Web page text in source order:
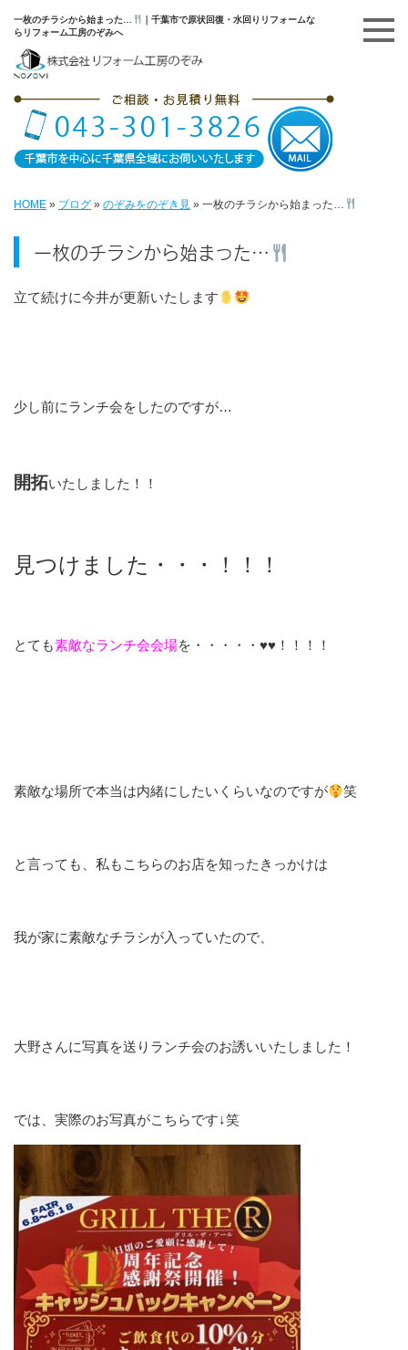
一枚のチラシから始まった…
｜千葉市で原状回復・水回りリフォームな
らリフォーム工房のぞみへ
HOME » ブログ » のぞみをのぞき見 » 一枚のチラシから始まった…
一枚のチラシから始まった…
立て続けに今井が更新いたします
少し前にランチ会をしたのですが…
開拓いたしました！！
見つけました・・・！！！
とても素敵なランチ会会場を・・・・・♥♥！！！！
素敵な場所で本当は内緒にしたいくらいなのですが 笑
と言っても、私もこちらのお店を知ったきっかけは
我が家に素敵なチラシが入っていたので、
大野さんに写真を送りランチ会のお誘いいたしました！
では、実際のお写真がこちらです↓笑